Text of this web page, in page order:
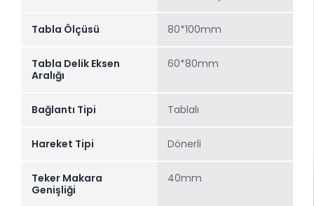
Tabla Ölçüsü 80*100mm
Tabla Delik Eksen
Aralığı
60*80mm
Bağlantı Tipi Tablalı
Hareket Tipi Dönerli
Teker Makara
Genişliği
40mm